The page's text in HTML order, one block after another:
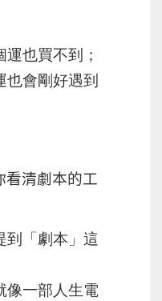
運也買不到；
也會剛好遇到
看清劇本的工
到「劇本」這
像一部人生電